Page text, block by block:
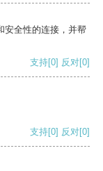
安全性的连接，并帮
支持[0] 反对[0]
支持[0] 反对[0]